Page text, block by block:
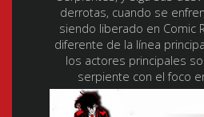
derrotas, cuando se
siendo liberado en Comic
diferente de la línea
los actores principales
serpiente con el foco